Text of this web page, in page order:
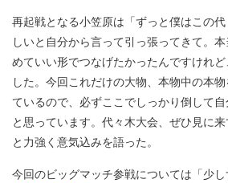
再起戦となる小笠原は「ずっと僕はこの
しいと自分から言って引っ張ってきて。
めていい形でつなげたかったんですけれ
した。今回これだけの大物、本物中の本
ているので、必ずここでしっかり倒して
と思っています。代々木大会、ぜひ見に来
と力強く意気込みを語った。
今回のビッグマッチ参戦については「少